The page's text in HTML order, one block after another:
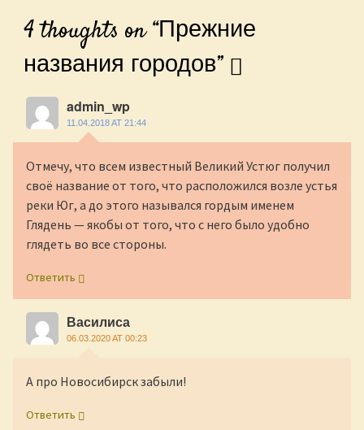
4 thoughts on “Прежние
названия городов”
admin_wp
11.04.2018 AT 21:44
Отмечу, что всем известный Великий Устюг получил
своё название от того, что расположился возле устья
реки Юг, а до этого назывался гордым именем
Глядень — якобы от того, что с него было удобно
глядеть во все стороны.
Ответить
Василиса
06.03.2020 AT 00:23
А про Новосибирск забыли!
Ответить